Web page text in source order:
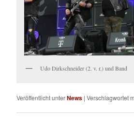
Udo Dirkschneider (2. v. r.) und Band
Veröffentlicht unterNews |Verschlagwortet